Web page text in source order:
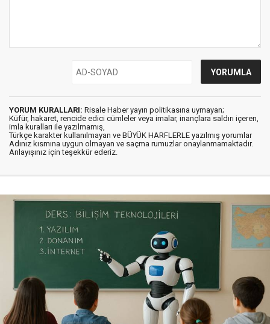
YORUM KURALLARI: Risale Haber yayın politikasına uymayan;
Küfür, hakaret, rencide edici cümleler veya imalar, inançlara saldırı içeren,
imla kuralları ile yazılmamış,
Türkçe karakter kullanılmayan ve BÜYÜK HARFLERLE yazılmış yorumlar
Adınız kısmına uygun olmayan ve saçma rumuzlar onaylanmamaktadır.
Anlayışınız için teşekkür ederiz.